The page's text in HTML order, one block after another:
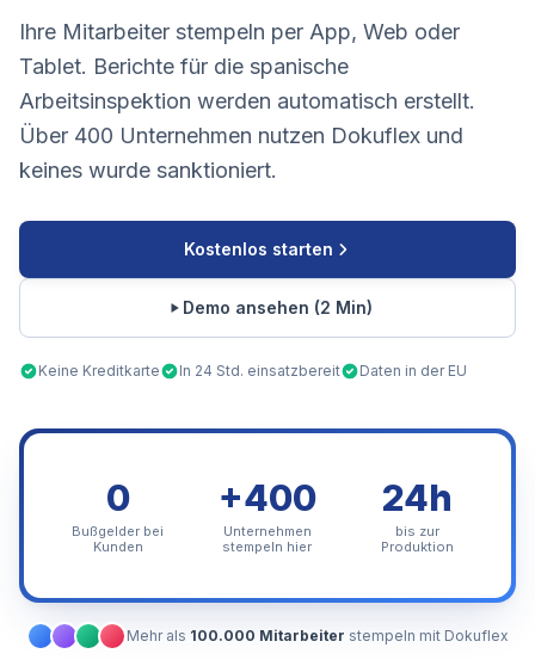
Ihre Mitarbeiter stempeln per App, Web oder
Tablet. Berichte für die spanische
Arbeitsinspektion werden automatisch erstellt.
Über 400 Unternehmen nutzen Dokuflex und
keines wurde sanktioniert.
Kostenlos starten
Demo ansehen (2 Min)
Keine Kreditkarte In 24 Std. einsatzbereit Daten in der EU
0
Bußgelder bei
Kunden
+400
Unternehmen
stempeln hier
24h
bis zur
Produktion
Mehr als 100.000 Mitarbeiter stempeln mit Dokuflex